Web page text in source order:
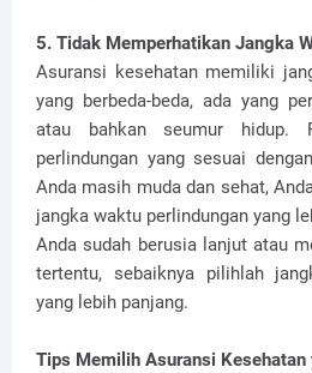
5. Tidak Memperhatikan Jangka
Asuransi kesehatan memiliki
yang berbeda-beda, ada yang
atau bahkan seumur hidup.
perlindungan yang sesuai
Anda masih muda dan sehat,
jangka waktu perlindungan yang
Anda sudah berusia lanjut atau
tertentu, sebaiknya pilihlah
yang lebih panjang.
Tips Memilih Asuransi Kesehatan